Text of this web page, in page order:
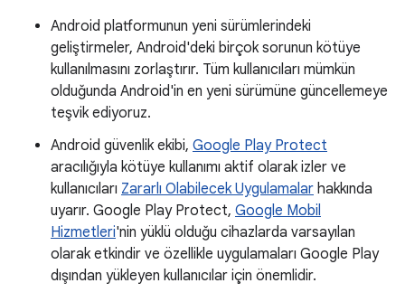
Android platformunun yeni sürümlerindeki
geliştirmeler, Android'deki birçok sorunun kötüye
kullanılmasını zorlaştırır. Tüm kullanıcıları mümkün
olduğunda Android'in en yeni sürümüne güncellemeye
teşvik ediyoruz.
Android güvenlik ekibi, Google Play Protect
aracılığıyla kötüye kullanımı aktif olarak izler ve
kullanıcıları Zararlı Olabilecek Uygulamalar hakkında
uyarır. Google Play Protect, Google Mobil
Hizmetleri'nin yüklü olduğu cihazlarda varsayılan
olarak etkindir ve özellikle uygulamaları Google Play
dışından yükleyen kullanıcılar için önemlidir.